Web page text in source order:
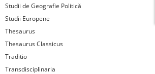
Studii de Geografie Politică
Studii Europene
Thesaurus
Thesaurus Classicus
Traditio
Transdisciplinaria